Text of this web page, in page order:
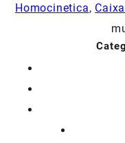
Homocinetica,